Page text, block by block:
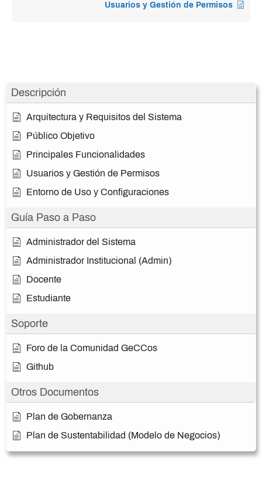
Descripción
Arquitectura y Requisitos del Sistema
Público Objetivo
Principales Funcionalidades
Usuarios y Gestión de Permisos
Entorno de Uso y Configuraciones
Guía Paso a Paso
Administrador del Sistema
Administrador Institucional (Admin)
Docente
Estudiante
Soporte
Foro de la Comunidad GeCCos
Github
Otros Documentos
Plan de Gobernanza
Plan de Sustentabilidad (Modelo de Negocios)
Usuarios y Gestión de Permisos